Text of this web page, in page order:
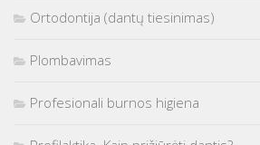
Ortodontija (dantų tiesinimas)
Plombavimas
Profesionali burnos higiena